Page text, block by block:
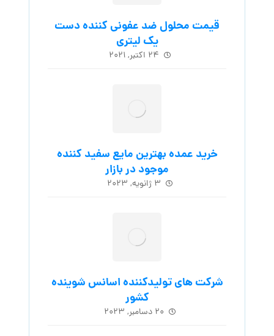
قیمت محلول ضد عفونی کننده دست
یک لیتری
۲۴ اکتبر, ۲۰۲۱
خرید عمده بهترین مایع سفید کننده
موجود در بازار
۳ ژانویه, ۲۰۲۳
شرکت های تولیدکننده اسانس شوینده
کشور
۲۰ دسامبر, ۲۰۲۳